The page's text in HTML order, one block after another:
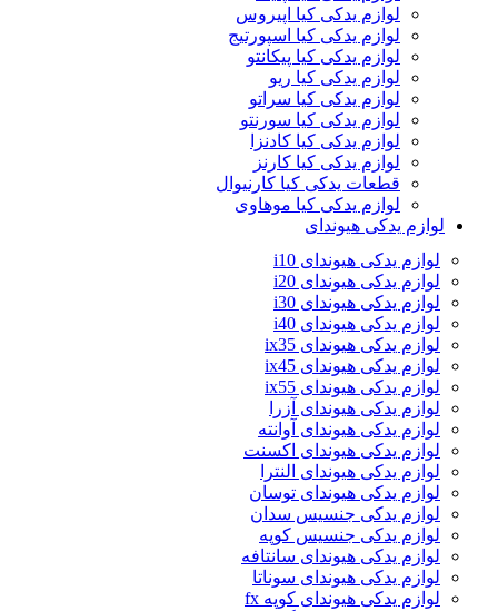
لوازم یدکی کیا اپیروس
لوازم یدکی کیا اسپورتیج
لوازم یدکی کیا پیکانتو
لوازم یدکی کیا ریو
لوازم یدکی کیا سراتو
لوازم یدکی کیا سورنتو
لوازم یدکی کیا کادنزا
لوازم یدکی کیا کارنز
قطعات یدکی کیا کارنیوال
لوازم یدکی کیا موهاوی
لوازم یدکی هیوندای
لوازم یدکی هیوندای i10
لوازم یدکی هیوندای i20
لوازم یدکی هیوندای i30
لوازم یدکی هیوندای i40
لوازم یدکی هیوندای ix35
لوازم یدکی هیوندای ix45
لوازم یدکی هیوندای ix55
لوازم یدکی هیوندای آزرا
لوازم یدکی هیوندای آوانته
لوازم یدکی هیوندای اکسنت
لوازم یدکی هیوندای النترا
لوازم یدکی هیوندای توسان
لوازم یدکی جنسیس سدان
لوازم یدکی جنسیس کوپه
لوازم یدکی هیوندای سانتافه
لوازم یدکی هیوندای سوناتا
لوازم یدکی هیوندای کوپه fx